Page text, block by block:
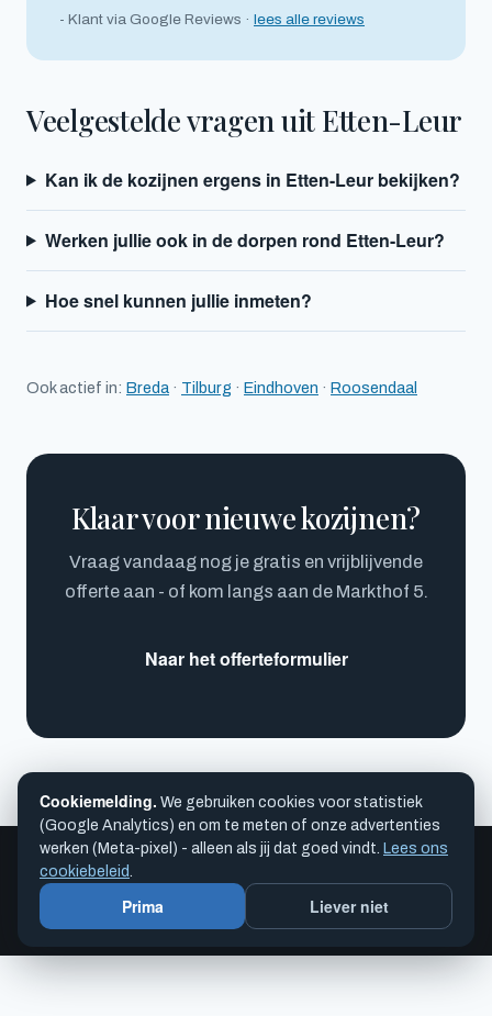
- Klant via Google Reviews · lees alle reviews
Veelgestelde vragen uit Etten-Leur
Kan ik de kozijnen ergens in Etten-Leur bekijken?
Werken jullie ook in de dorpen rond Etten-Leur?
Hoe snel kunnen jullie inmeten?
Ook actief in: Breda · Tilburg · Eindhoven · Roosendaal
Klaar voor nieuwe kozijnen?
Vraag vandaag nog je gratis en vrijblijvende
offerte aan - of kom langs aan de Markthof 5.
Naar het offerteformulier
©2026KozijnOplossingen.NL
076 200 8080
info@kozijnoplossingen.nl
·
Cookiemelding. We gebruiken cookies voor statistiek
(Google Analytics) en om te meten of onze advertenties
werken (Meta-pixel) - alleen als jij dat goed vindt. Lees ons
cookiebeleid.
Prima Liever niet